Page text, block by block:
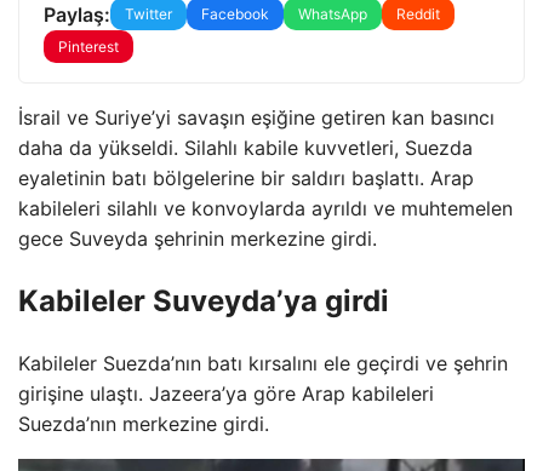
Paylaş: Twitter Facebook WhatsApp
Reddit
Pinterest
İsrail ve Suriye’yi savaşın eşiğine getiren kan basıncı
daha da yükseldi. Silahlı kabile kuvvetleri, Suezda
eyaletinin batı bölgelerine bir saldırı başlattı. Arap
kabileleri silahlı ve konvoylarda ayrıldı ve muhtemelen
gece Suveyda şehrinin merkezine girdi.
Kabileler Suveyda’ya girdi
Kabileler Suezda’nın batı kırsalını ele geçirdi ve şehrin
girişine ulaştı. Jazeera’ya göre Arap kabileleri
Suezda’nın merkezine girdi.